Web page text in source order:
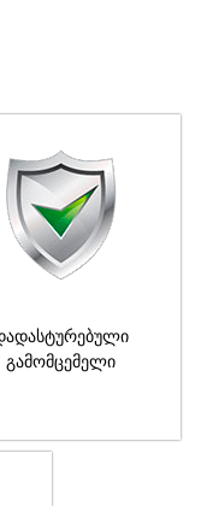
გამომცემელი